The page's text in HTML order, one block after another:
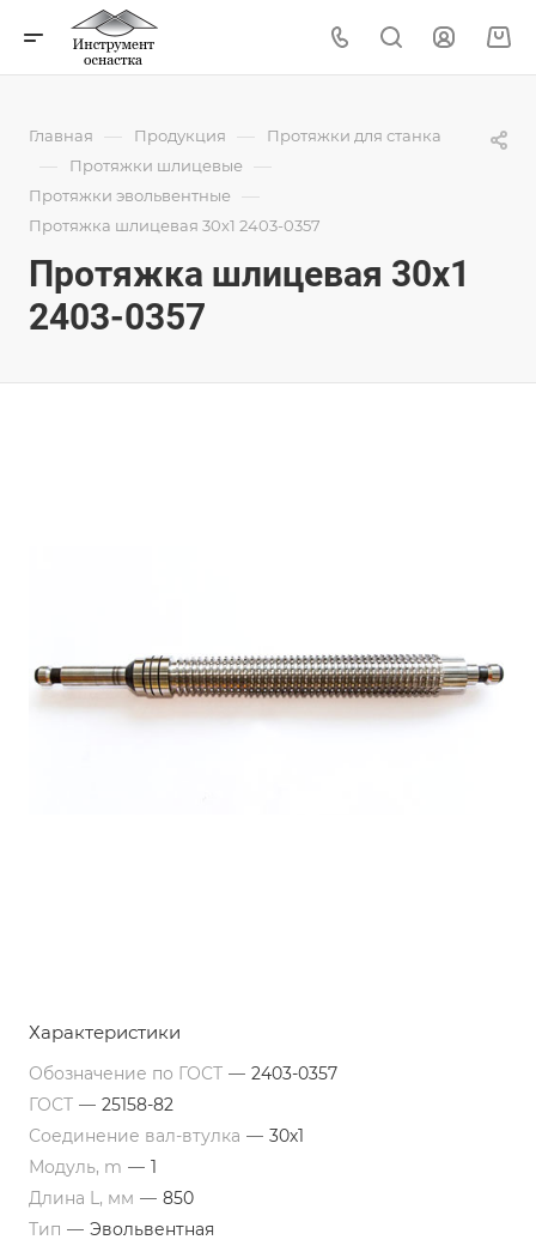
Главная — Продукция — Протяжки для станка
— Протяжки шлицевые —
Протяжки эвольвентные —
Протяжка шлицевая 30x1 2403-0357
Протяжка шлицевая 30x1
2403-0357
Характеристики
Обозначение по ГОСТ — 2403-0357
ГОСТ — 25158-82
Соединение вал-втулка — 30х1
Модуль, m — 1
Длина L, мм — 850
Тип — Эвольвентная